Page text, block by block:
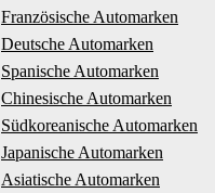
Französische Automarken
Deutsche Automarken
Spanische Automarken
Chinesische Automarken
Südkoreanische Automarken
Japanische Automarken
Asiatische Automarken